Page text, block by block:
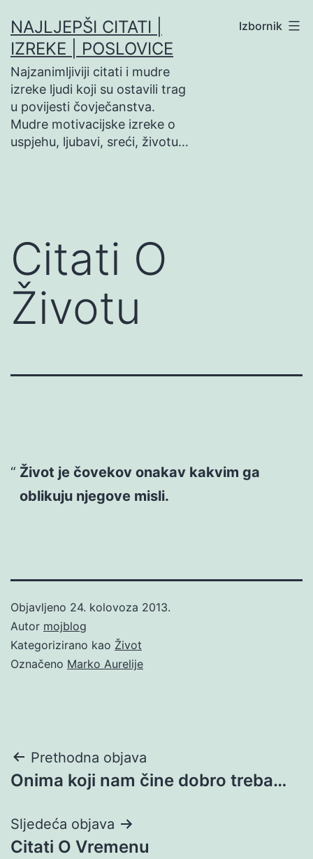
na
sadržaj
NAJLJEPŠI CITATI |
IZREKE | POSLOVICE
Najzanimljiviji citati i mudre
izreke ljudi koji su ostavili trag
u povijesti čovječanstva.
Mudre motivacijske izreke o
uspjehu, ljubavi, sreći, životu…
Izbornik
Citati O
Životu
Život je čovekov onakav kakvim ga
oblikuju njegove misli.
Objavljeno 24. kolovoza 2013.
Autor mojblog
Kategorizirano kao Život
Označeno Marko Aurelije
Navigacija
objava
Prethodna objava
Onima koji nam čine dobro treba…
Sljedeća objava
Citati O Vremenu